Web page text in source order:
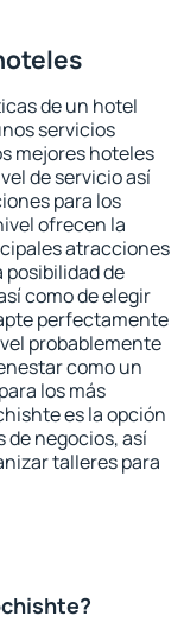
de un hotel
servicios
mejores hoteles
de servicio así
para los
ofrecen la
atracciones
de
como de elegir
perfectamente
probablemente
como un
los más
es la opción
de negocios, así
talleres para